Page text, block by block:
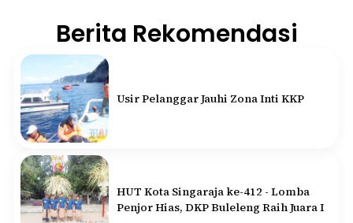
Berita Rekomendasi
Usir Pelanggar Jauhi Zona Inti KKP
HUT Kota Singaraja ke-412 - Lomba
Penjor Hias, DKP Buleleng Raih Juara I